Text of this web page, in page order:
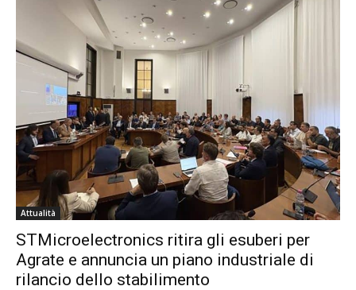
Attualità
STMicroelectronics ritira gli esuberi per
Agrate e annuncia un piano industriale di
rilancio dello stabilimento